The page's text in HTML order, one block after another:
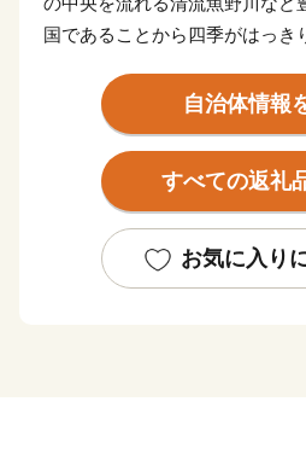
国であることから四季がはっき
新潟県南部に位置し、太平洋側
要衝となっています。
東京からは新幹線で1時間半、
スも抜群で、冬のスキー場をは
【南魚沼産コシヒカリ】
自治体情報
すべての返礼
お気に入り